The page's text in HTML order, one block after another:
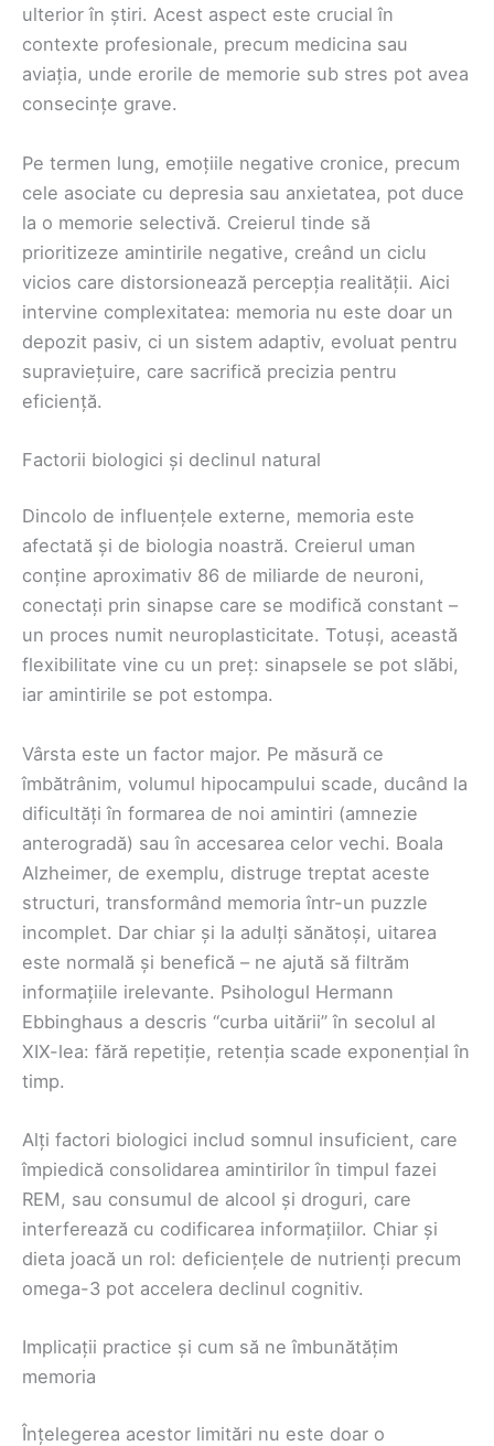
ulterior în știri. Acest aspect este crucial în
contexte profesionale, precum medicina sau
aviația, unde erorile de memorie sub stres pot avea
consecințe grave.
Pe termen lung, emoțiile negative cronice, precum
cele asociate cu depresia sau anxietatea, pot duce
la o memorie selectivă. Creierul tinde să
prioritizeze amintirile negative, creând un ciclu
vicios care distorsionează percepția realității. Aici
intervine complexitatea: memoria nu este doar un
depozit pasiv, ci un sistem adaptiv, evoluat pentru
supraviețuire, care sacrifică precizia pentru
eficiență.
Factorii biologici și declinul natural
Dincolo de influențele externe, memoria este
afectată și de biologia noastră. Creierul uman
conține aproximativ 86 de miliarde de neuroni,
conectați prin sinapse care se modifică constant –
un proces numit neuroplasticitate. Totuși, această
flexibilitate vine cu un preț: sinapsele se pot slăbi,
iar amintirile se pot estompa.
Vârsta este un factor major. Pe măsură ce
îmbătrânim, volumul hipocampului scade, ducând la
dificultăți în formarea de noi amintiri (amnezie
anterogradă) sau în accesarea celor vechi. Boala
Alzheimer, de exemplu, distruge treptat aceste
structuri, transformând memoria într-un puzzle
incomplet. Dar chiar și la adulți sănătoși, uitarea
este normală și benefică – ne ajută să filtrăm
informațiile irelevante. Psihologul Hermann
Ebbinghaus a descris “curba uitării” în secolul al
XIX-lea: fără repetiție, retenția scade exponențial în
timp.
Alți factori biologici includ somnul insuficient, care
împiedică consolidarea amintirilor în timpul fazei
REM, sau consumul de alcool și droguri, care
interferează cu codificarea informațiilor. Chiar și
dieta joacă un rol: deficiențele de nutrienți precum
omega-3 pot accelera declinul cognitiv.
Implicații practice și cum să ne îmbunătățim
memoria
Înțelegerea acestor limitări nu este doar o